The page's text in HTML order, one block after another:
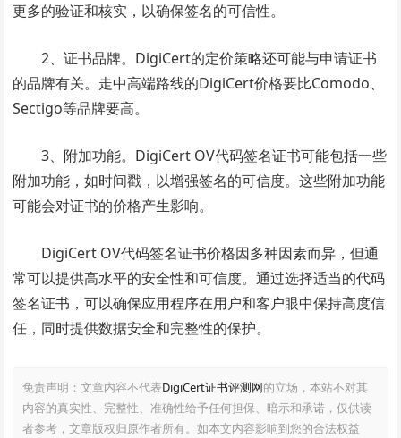
更多的验证和核实，以确保签名的可信性。
2、证书品牌。DigiCert的定价策略还可能与申请证书
的品牌有关。走中高端路线的DigiCert价格要比Comodo、
Sectigo等品牌要高。
3、附加功能。DigiCert OV代码签名证书可能包括一些
附加功能，如时间戳，以增强签名的可信度。这些附加功能
可能会对证书的价格产生影响。
DigiCert OV代码签名证书价格因多种因素而异，但通
常可以提供高水平的安全性和可信度。通过选择适当的代码
签名证书，可以确保应用程序在用户和客户眼中保持高度信
任，同时提供数据安全和完整性的保护。
免责声明：文章内容不代表DigiCert证书评测网的立场，本站不对其
内容的真实性、完整性、准确性给予任何担保、暗示和承诺，仅供读
者参考，文章版权归原作者所有。如本文内容影响到您的合法权益